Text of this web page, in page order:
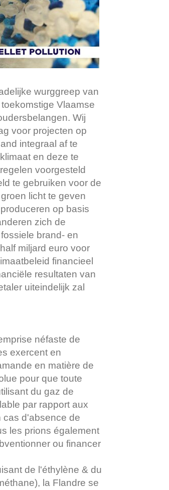
wurggreep van
Vlaamse
Wij
voor projecten op
integraal af te
en deze te
voorgesteld
te gebruiken voor de
licht te geven
op basis
zich de
brand- en
miljard euro voor
financieel
resultaten van
uiteindelijk zal
néfaste de
exercent en
en matière de
pour que toute
du gaz de
par rapport aux
cas d'absence de
les prions également
ou financer
de l'éthylène & du
la Flandre se